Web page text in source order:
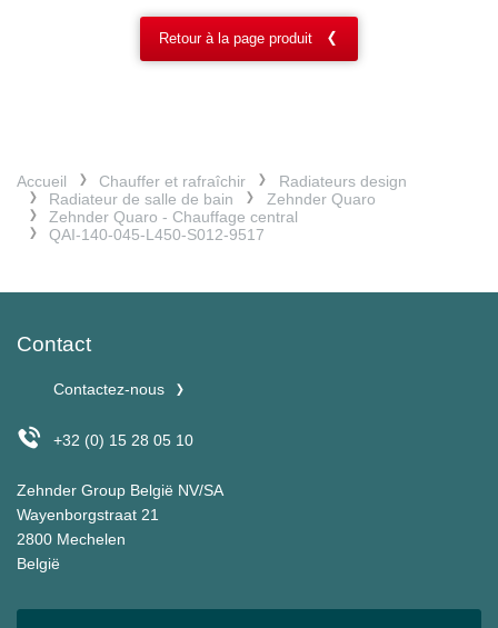
Retour à la page produit
Accueil Chauffer et rafraîchir
Radiateurs design
Radiateur de salle de bain
Zehnder Quaro
Zehnder Quaro - Chauffage central
QAI-140-045-L450-S012-9517
Contact
Contactez-nous
+32 (0) 15 28 05 10
Zehnder Group België NV/SA
Wayenborgstraat 21
2800 Mechelen
België